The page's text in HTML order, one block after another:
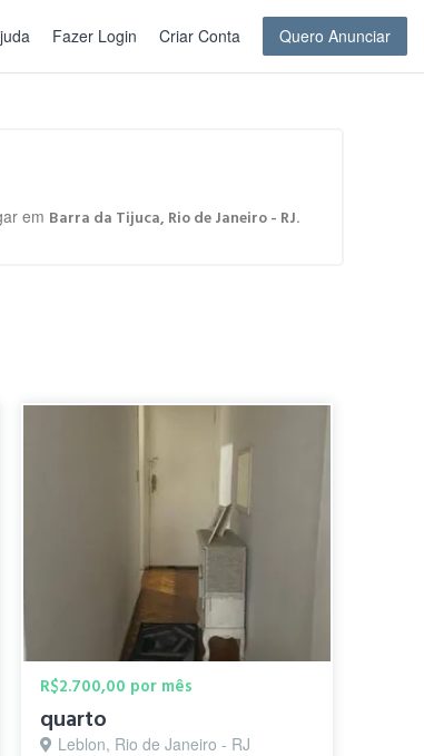
Fazer Login Criar Conta Quero Anunciar
em Barra da Tijuca, Rio de Janeiro - RJ.
R$2.700,00 por mês
quarto
Leblon, Rio de Janeiro - RJ